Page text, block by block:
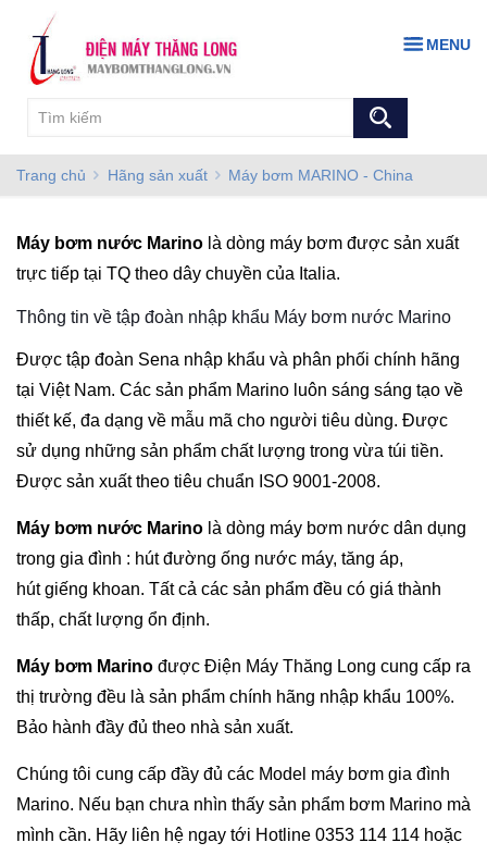
MENU
Trang chủ Hãng sản xuất Máy bơm MARINO - China
Máy bơm nước Marino là dòng máy bơm được sản xuất
trực tiếp tại TQ theo dây chuyền của Italia.
Thông tin về tập đoàn nhập khẩu Máy bơm nước Marino
Được tập đoàn Sena nhập khẩu và phân phối chính hãng
tại Việt Nam. Các sản phẩm Marino luôn sáng sáng tạo về
thiết kế, đa dạng về mẫu mã cho người tiêu dùng. Được
sử dụng những sản phẩm chất lượng trong vừa túi tiền.
Được sản xuất theo tiêu chuẩn ISO 9001-2008.
Máy bơm nước Marino là dòng máy bơm nước dân dụng
trong gia đình : hút đường ống nước máy, tăng áp,
hút giếng khoan. Tất cả các sản phẩm đều có giá thành
thấp, chất lượng ổn định.
Máy bơm Marino được Điện Máy Thăng Long cung cấp ra
thị trường đều là sản phẩm chính hãng nhập khẩu 100%.
Bảo hành đầy đủ theo nhà sản xuất.
Chúng tôi cung cấp đầy đủ các Model máy bơm gia đình
Marino. Nếu bạn chưa nhìn thấy sản phẩm bơm Marino mà
mình cần. Hãy liên hệ ngay tới Hotline 0353 114 114 hoặc